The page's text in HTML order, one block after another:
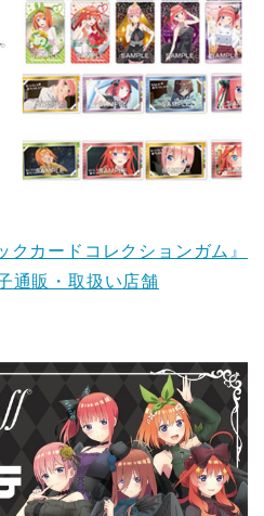
カードコレクションガム』
通販・取扱い店舗